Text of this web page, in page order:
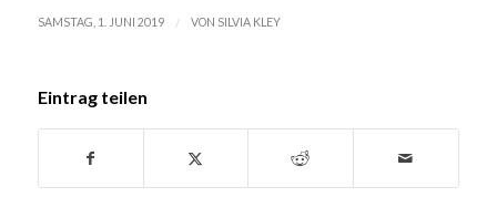
SAMSTAG, 1. JUNI 2019 / VON SILVIA KLEY
Eintrag teilen